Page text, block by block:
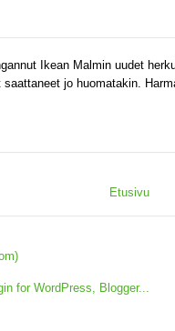
Ikean Malmin uudet
jo huomatakin.
Etusivu